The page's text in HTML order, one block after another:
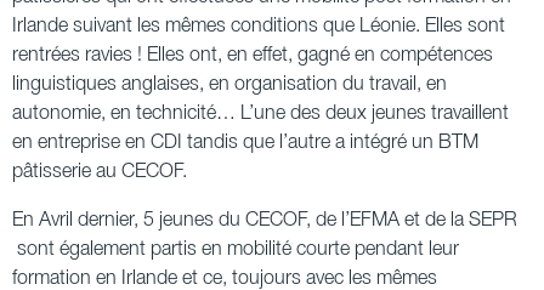
Irlande suivant les mêmes conditions que Léonie. Elles sont
rentrées ravies ! Elles ont, en effet, gagné en compétences
linguistiques anglaises, en organisation du travail, en
autonomie, en technicité… L’une des deux jeunes travaillent
en entreprise en CDI tandis que l’autre a intégré un BTM
pâtisserie au CECOF.
En Avril dernier, 5 jeunes du CECOF, de l’EFMA et de la SEPR
sont également partis en mobilité courte pendant leur
formation en Irlande et ce, toujours avec les mêmes